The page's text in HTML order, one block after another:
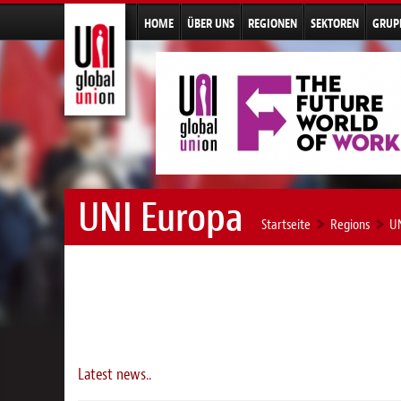
HOME ÜBER UNS REGIONEN SEKTOREN
UNI Europa Startseite Regions
Latest news..